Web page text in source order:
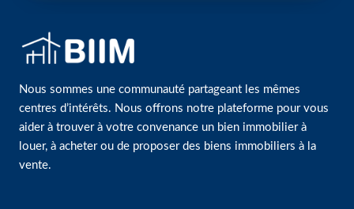
Nous sommes une communauté partageant les mêmes
centres d’intérêts. Nous offrons notre plateforme pour vous
aider à trouver à votre convenance un bien immobilier à
louer, à acheter ou de proposer des biens immobiliers à la
vente.